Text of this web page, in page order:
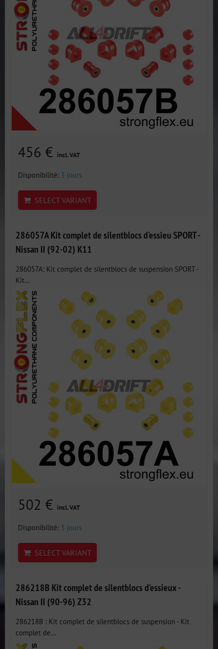
456 € incl. VAT
Disponibilité: 3 jours
SELECT VARIANT
286057A Kit complet de silentblocs d'essieu SPORT -
Nissan II (92-02) K11
286057A: Kit complet de silentblocs de suspension SPORT -
Kit...
502 € incl. VAT
Disponibilité: 3 jours
SELECT VARIANT
286218B Kit complet de silentblocs d'essieux -
Nissan II (90-96) Z32
286218B : Kit complet de silentblocs de suspension - Kit
complet de...